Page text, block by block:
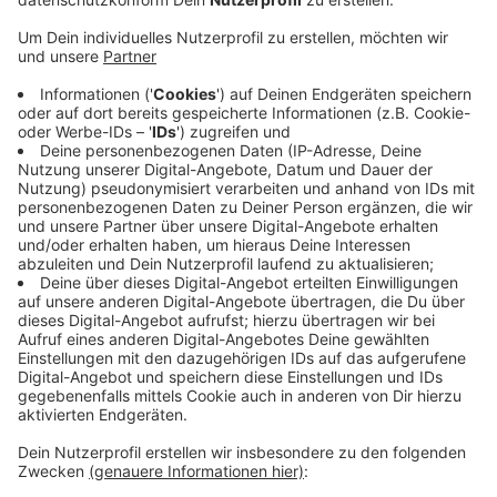
Zudem war der Fahrer gegen 14:45 Uhr auf der Alfred-
Nobel-Straße unterwegs, obwohl er keinen
Führerschein hat. Während der Kontrolle wurde
außerdem starker Alkoholgeruch wahrgenommen und
der Mann gab auch zu, Drogen konsumiert zu haben.
Ein Alkoholtest vor Ort ergab ein Ergebnis von 1,74
Promille. Der Mann wurde von der Polizei
festgenommen und auf dem Revier in Euskirchen in
Gewahrsam genommen.
Anzeige